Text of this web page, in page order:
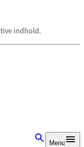
indhold.
Menu